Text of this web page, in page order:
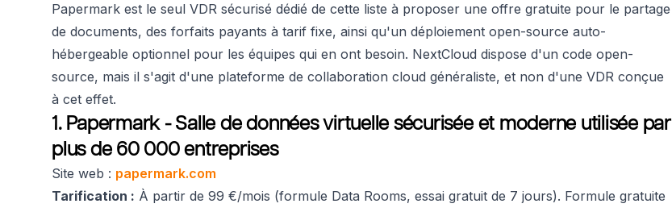
Papermark est le seul VDR sécurisé dédié de cette liste à proposer une offre gratuite pour le partage
de documents, des forfaits payants à tarif fixe, ainsi qu'un déploiement open-source auto-
hébergeable optionnel pour les équipes qui en ont besoin. NextCloud dispose d'un code open-
source, mais il s'agit d'une plateforme de collaboration cloud généraliste, et non d'une VDR conçue
à cet effet.
1. Papermark - Salle de données virtuelle sécurisée et moderne utilisée par
plus de 60 000 entreprises
Site web : papermark.com
Tarification : À partir de 99 €/mois (formule Data Rooms, essai gratuit de 7 jours). Formule gratuite